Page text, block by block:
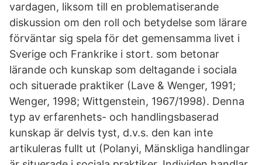
vardagen, liksom till en problematiserande
diskussion om den roll och betydelse som lärare
förväntar sig spela för det gemensamma livet i
Sverige och Frankrike i stort. som betonar
lärande och kunskap som deltagande i sociala
och situerade praktiker (Lave & Wenger, 1991;
Wenger, 1998; Wittgenstein, 1967/1998). Denna
typ av erfarenhets- och handlingsbaserad
kunskap är delvis tyst, d.v.s. den kan inte
artikuleras fullt ut (Polanyi, Mänskliga handlingar